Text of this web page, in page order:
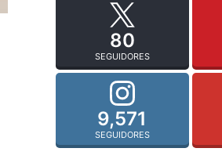
80
SEGUIDORES
9,571
SEGUIDORES